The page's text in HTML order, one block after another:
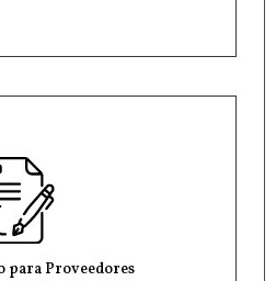
para Proveedores